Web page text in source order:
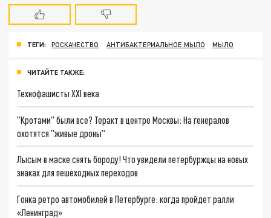
ТЕГИ: РОСКАЧЕСТВО АНТИБАКТЕРИАЛЬНОЕ МЫЛО МЫЛО
ЧИТАЙТЕ ТАКЖЕ:
Технофашисты XXI века
"Кротами" были все? Теракт в центре Москвы: На генералов
охотятся "живые дроны"
Лысым в маске снять бороду! Что увидели петербуржцы на новых
знаках для пешеходных переходов
Гонка ретро автомобилей в Петербурге: когда пройдет ралли
«Ленинград»